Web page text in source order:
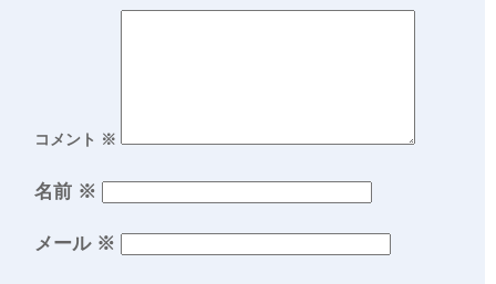
コメント ※
名前 ※
メール ※